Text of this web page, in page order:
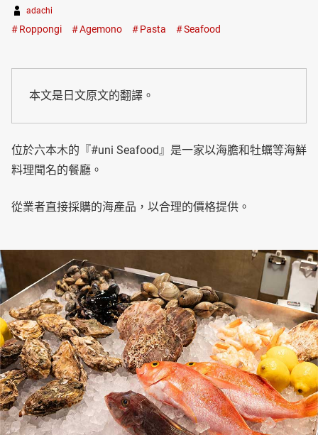
adachi
Roppongi Agemono Pasta Seafood
本文是日文原文的翻譯。
位於六本木的『#uni Seafood』是一家以海膽和牡蠣等海鮮
料理聞名的餐廳。
從業者直接採購的海產品，以合理的價格提供。